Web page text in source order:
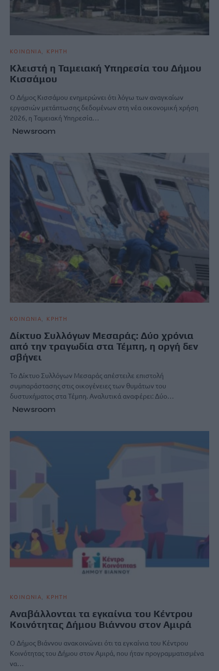
ΚΟΙΝΩΝΙΑ ΚΡΗΤΗ
Κλειστή η Ταμειακή Υπηρεσία του Δήμου
Κισσάμου
Ο Δήμος Κισσάμου ενημερώνει ότι λόγω των αναγκαίων
εργασιών μετάπτωσης δεδομένων στη νέα οικονομική χρήση
2026, η Ταμειακή Υπηρεσία…
Newsroom
ΚΟΙΝΩΝΙΑ ΚΡΗΤΗ
Δίκτυο Συλλόγων Μεσαράς: Δύο χρόνια
από την τραγωδία στα Τέμπη, η οργή δεν
σβήνει
Το Δίκτυο Συλλόγων Μεσαράς απέστειλε επιστολή
συμπαράστασης στις οικογένειες των θυμάτων του
δυστυχήματος στα Τέμπη. Αναλυτικά αναφέρει: Δύο…
Newsroom
ΚΟΙΝΩΝΙΑ ΚΡΗΤΗ
Αναβάλλονται τα εγκαίνια του Κέντρου
Κοινότητας Δήμου Βιάννου στον Αμιρά
Ο Δήμος Βιάννου ανακοινώνει ότι τα εγκαίνια του Κέντρου
Κοινότητας του Δήμου στον Αμιρά, που ήταν προγραμματισμένα
να…